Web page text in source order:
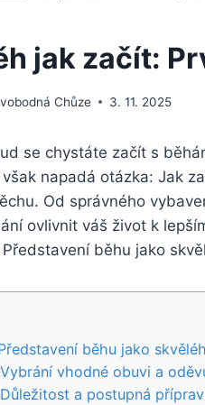
jak začít:
Chůze 3. 11. 2025
se chystáte začít s
napadá otázka: Jak
Od správného
ovlivnit váš život k
běhu jako
vhodné obuvi a
a postupná